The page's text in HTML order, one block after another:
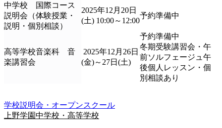
中学校 国際コース
説明会（体験授業・
説明・個別相談）
2025年12月20日
(土) 10:00～12:00
予約準備中
高等学校音楽科 音
楽講習会
2025年12月26日
(金)～27日(土)
予約準備中
冬期受験講習会・午
前ソルフェージュ午
後個人レッスン・個
別相談あり
学校説明会・オープンスクール
上野学園中学校・高等学校